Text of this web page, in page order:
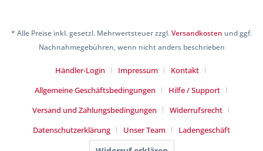
* Alle Preise inkl. gesetzl. Mehrwertsteuer zzgl.Versandkosten und ggf.
Nachnahmegebühren, wenn nicht anders beschrieben
Händler-Login Impressum
Kontakt
Allgemeine Geschäftsbedingungen
Hilfe / Support
Versand und Zahlungsbedingungen
Widerrufsrecht
Datenschutzerklärung
Unser Team Ladengeschäft